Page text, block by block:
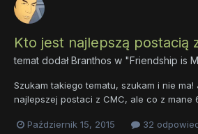
Kto jest najlepszą postacią
temat dodałBranthos w "Friendship is
Szukam takiego tematu, szukam i nie ma!
najlepszej postaci z CMC, ale co z mane
ponieważ Twilight, która była moim
Październik 15, 2015 32